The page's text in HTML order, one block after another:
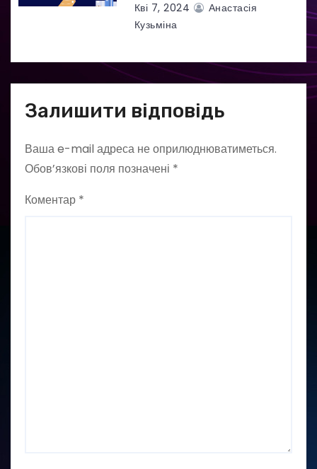
Кві 7, 2024
Анастасія
Кузьміна
Залишити відповідь
Ваша e-mail адреса не оприлюднюватиметься.
Обов’язкові поля позначені *
Коментар *